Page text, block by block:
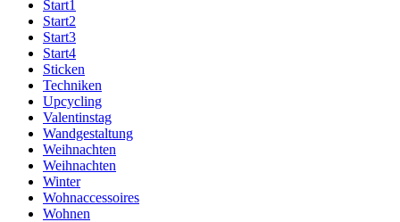
Start1
Start2
Start3
Start4
Sticken
Techniken
Upcycling
Valentinstag
Wandgestaltung
Weihnachten
Weihnachten
Winter
Wohnaccessoires
Wohnen